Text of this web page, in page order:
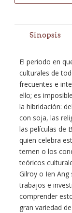
Sinopsis
El periodo en
culturales de
frecuentes e
ello; es
la hibridación:
con soja, las
las películas de
quien celebra
temen o los
teóricos
Gilroy o Ien
trabajos e
comprender
gran variedad